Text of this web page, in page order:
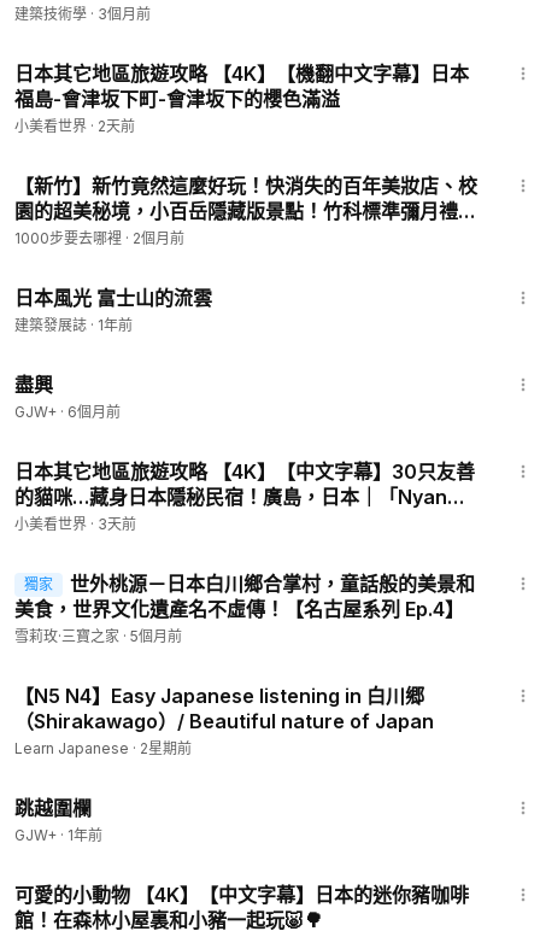
建築技術學 · 3個月前
日本其它地區旅遊攻略 【4K】【機翻中文字幕】日本
福島-會津坂下町-會津坂下的櫻色滿溢
小美看世界 · 2天前
【新竹】新竹竟然這麼好玩！快消失的百年美妝店、校
園的超美秘境，小百岳隱藏版景點！竹科標準彌月禮＋
頂級蛋花湯，新竹可以拋開美食沙漠跟無聊的標籤啦｜
1000步要去哪裡 · 2個月前
日本風光 富士山的流雲
建築發展誌 · 1年前
盡興
GJW+ · 6個月前
日本其它地區旅遊攻略 【4K】【中文字幕】30只友善
的貓咪…藏身日本隱秘民宿！廣島，日本｜「Nyan
STAY」
小美看世界 · 3天前
獨家
世外桃源－日本白川鄉合掌村，童話般的美景和
美食，世界文化遺產名不虛傳！【名古屋系列 Ep.4】
雪莉玫·三寶之家 · 5個月前
【N5 N4】Easy Japanese listening in 白川郷
（Shirakawago）/ Beautiful nature of Japan
Learn Japanese · 2星期前
跳越圍欄
GJW+ · 1年前
可愛的小動物 【4K】【中文字幕】日本的迷你豬咖啡
館！在森林小屋裏和小豬一起玩🐷🌳